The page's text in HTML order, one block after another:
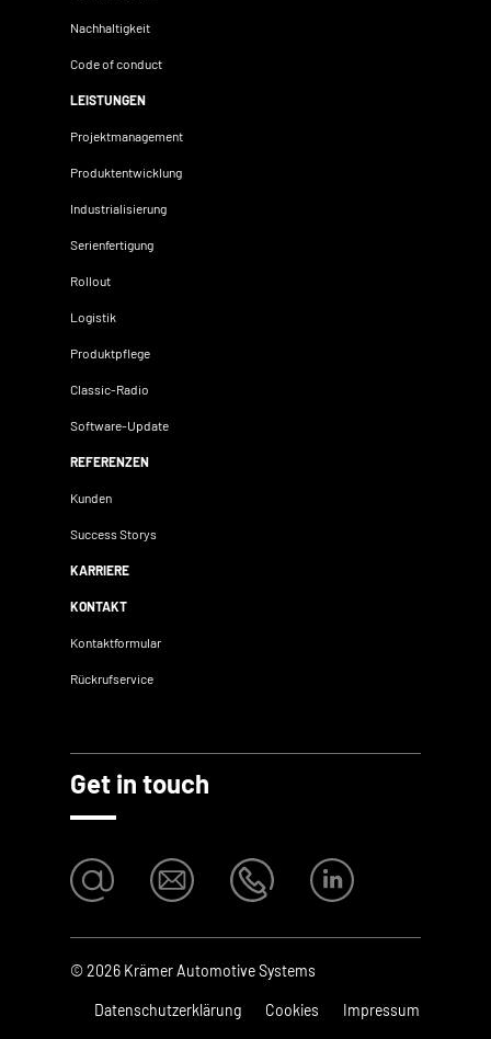
Nachhaltigkeit
Code of conduct
LEISTUNGEN
Projektmanagement
Produktentwicklung
Industrialisierung
Serienfertigung
Rollout
Logistik
Produktpflege
Classic-Radio
Software-Update
REFERENZEN
Kunden
Success Storys
KARRIERE
KONTAKT
Kontaktformular
Rückrufservice
Get in touch
© 2026 Krämer Automotive Systems
Datenschutzerklärung Cookies Impressum